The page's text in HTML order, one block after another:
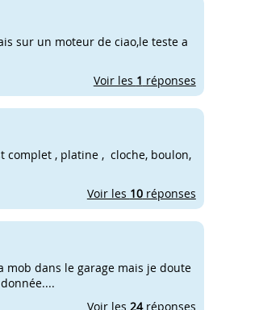
sur un moteur de ciao,le teste a
Voir les 1 réponses
complet , platine , cloche, boulon,
Voir les 10réponses
mob dans le garage mais je doute
Voir les 24réponses